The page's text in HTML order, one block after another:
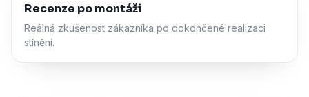
Recenze po montáži
Reálná zkušenost zákazníka po dokončené realizaci
stínění.